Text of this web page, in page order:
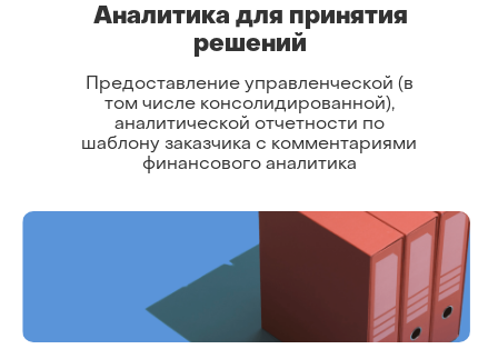
Предоставление управленческой (в
том числе консолидированной),
аналитической отчетности по
шаблону заказчика с комментариями
финансового аналитика
Аналитика для принятия
решений